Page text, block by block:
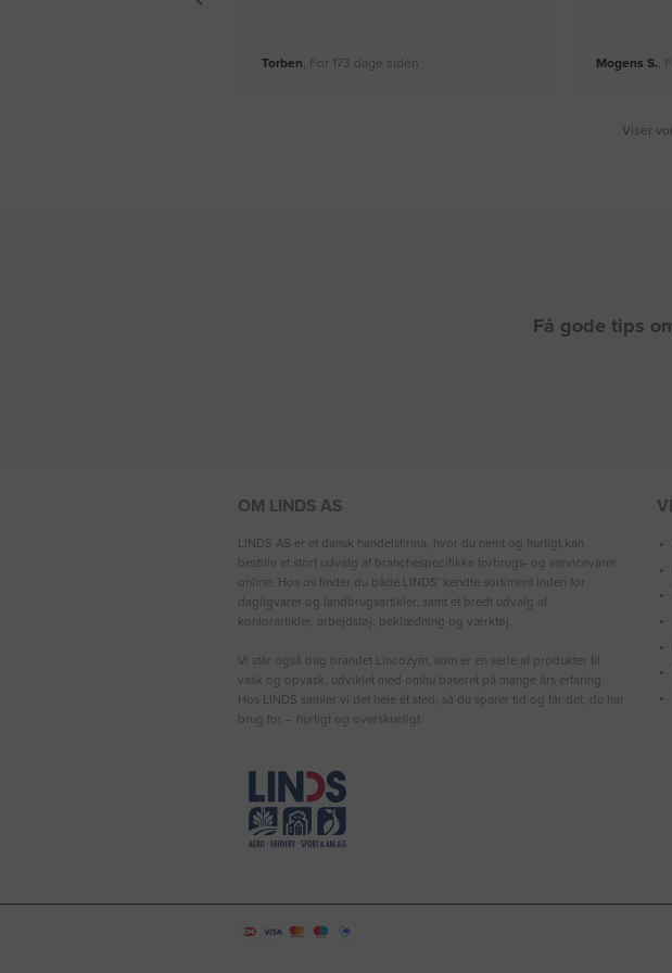
Torben, For 173 dage siden Mogens S.,
Viser
Få gode tips
OM LINDS AS
LINDS AS er et dansk handelsfirma, hvor du nemt og hurtigt kan
bestille et stort udvalg af branchespecifikke forbrugs- og servicevarer
online. Hos os finder du både LINDS′ kendte sortiment inden for
dagligvarer og landbrugsartikler, samt et bredt udvalg af
kontorartikler, arbejdstøj, beklædning og værktøj.
Vi står også bag brandet Lincozym, som er en serie af produkter til
vask og opvask, udviklet med omhu baseret på mange års erfaring.
Hos LINDS samler vi det hele ét sted, så du sparer tid og får det, du har
brug for – hurtigt og overskueligt.